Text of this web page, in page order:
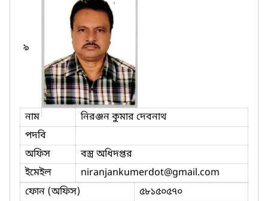
৯
নাম
নিরঞ্জন কুমার দেবনাথ
পদবি
অফিস
বস্ত্র অধিদপ্তর
ইমেইল
niranjankumerdot@gmail.com
ফোন (অফিস)
৫৮১৫০৫৭০